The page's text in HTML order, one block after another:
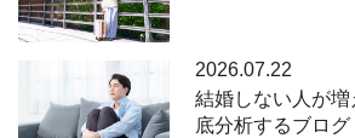
2026.07.22
結婚しない人が
底分析するブログ